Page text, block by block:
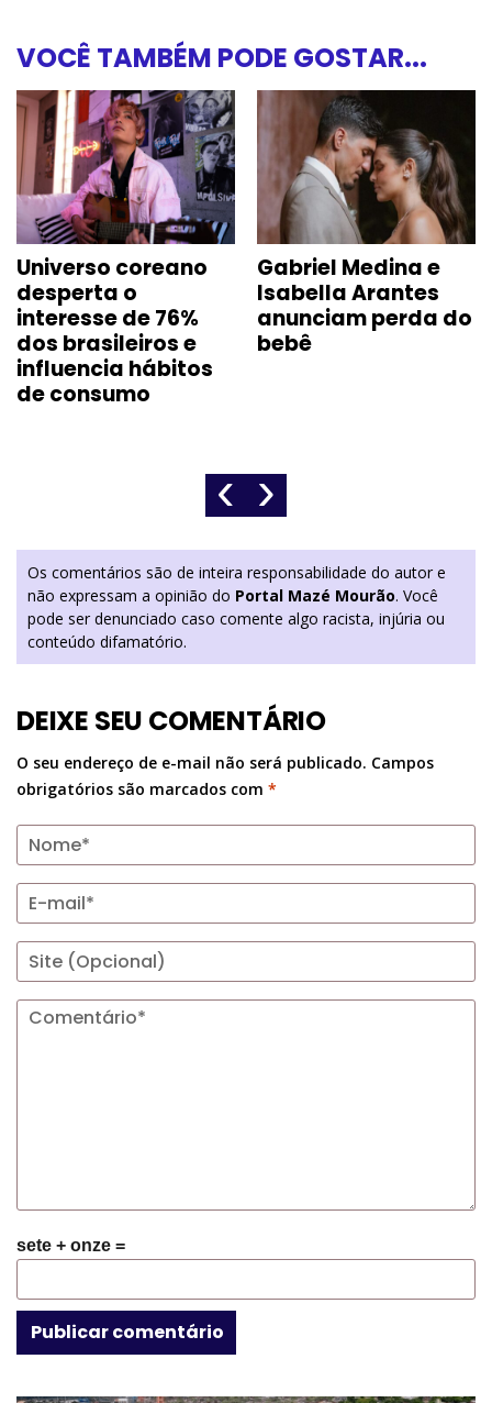
VOCÊ TAMBÉM PODE GOSTAR...
Universo coreano
desperta o
interesse de 76%
dos brasileiros e
influencia hábitos
de consumo
Gabriel Medina e
Isabella Arantes
anunciam perda do
bebê
‹ ›
Os comentários são de inteira responsabilidade do autor e
não expressam a opinião do Portal Mazé Mourão. Você
pode ser denunciado caso comente algo racista, injúria ou
conteúdo difamatório.
DEIXE SEU COMENTÁRIO
O seu endereço de e-mail não será publicado. Campos
obrigatórios são marcados com *
sete + onze =